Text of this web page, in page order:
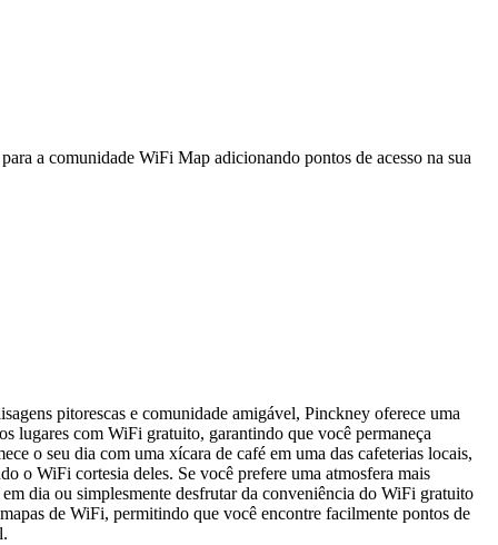
a comunidade WiFi Map adicionando pontos de acesso na sua
pitorescas e comunidade amigável, Pinckney oferece uma
lugares com WiFi gratuito, garantindo que você permaneça
o seu dia com uma xícara de café em uma das cafeterias locais,
o WiFi cortesia deles. Se você prefere uma atmosfera mais
dia ou simplesmente desfrutar da conveniência do WiFi gratuito
de WiFi, permitindo que você encontre facilmente pontos de